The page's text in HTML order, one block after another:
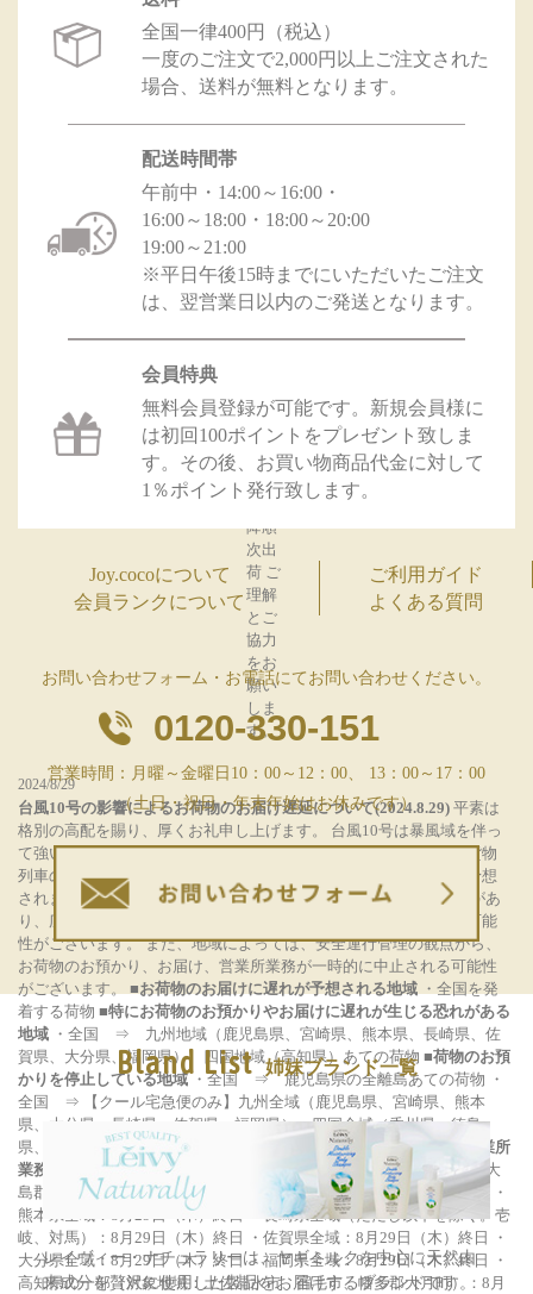
分 ⇒
8月
19日
（火
日
（木
）～
18(
月)1
まで
分 ⇒
8月
20日
（水
）以
降順
次出
荷 ご
理解
とご
協力
をお
願い
しま
す。
2024/8/29
台風10号の影響によるお荷物のお届け遅延について(2024.8.29)平素は
格別の高配を賜り、厚くお礼申し上げます。
台風10号は暴風域を伴っ
て強い勢力で日本列島に接近しており、今後フェリー、航空機、貨物
列車の欠航または遅延、高速道路における道路規制などの発生が予想
されます。台風の進路によっては日本列島への上陸、縦断の恐れがあ
り、広い範囲でお荷物のお預かりやお届けに大幅な遅れが生じる可能
性がございます。また、地域によっては、安全運行管理の観点から、
お荷物のお預かり、お届け、営業所業務が一時的に中止される可能性
がございます。
■お荷物のお届けに遅れが予想される地域・全国を発
着する荷物 ■特にお荷物のお預かりやお届けに遅れが生じる恐れがある
地域・全国 ⇒ 九州地域（鹿児島県、宮崎県、熊本県、長崎県、佐
賀県、大分県、福岡県）、四国地域（高知県）あての荷物 ■荷物のお預
かりを停止している地域・全国 ⇒ 鹿児島県の全離島あての荷物 ・
全国 ⇒ 【クール宅急便のみ】九州全域（鹿児島県、宮崎県、熊本
県、大分県、長崎県、佐賀県、福岡県） 四国全域（香川県、徳島
県、高知県、愛媛県）あての荷物
■お荷物のお預かり、お届け、営業所
業務を中止する地域・鹿児島県全域（ただし以下を除く。奄美市、大
島郡全域）：8月29日（木）終日
・宮崎県全域：8月29日（木）終日
・
熊本県全域：8月29日（木）終日
・長崎県全域（ただし以下を除く。壱
岐、対馬）：8月29日（木）終日
・佐賀県全域：8月29日（木）終日
・
大分県全域：8月29日（木）終日・福岡県全域：8月29日（木）終日
・
高知県の一部（対象地域：土佐清水市、宿毛市、幡多郡大月町）：8月
全国一律400円（税込）
一度のご注文で2,000円以上ご注文された
場合、送料が無料となります。
配送時間帯
午前中・14:00～16:00・
16:00～18:00・18:00～20:00
19:00～21:00
※平日午後15時までにいただいたご注文
は、翌営業日以内のご発送となります。
会員特典
無料会員登録が可能です。新規会員様に
は初回100ポイントをプレゼント致しま
す。その後、お買い物商品代金に対して
1％ポイント発行致します。
Joy.cocoについて
ご利用ガイド
会員ランクについて
よくある質問
お問い合わせフォーム・お電話にてお問い合わせください。
0120-330-151
営業時間：月曜～金曜日10：00～12：00、 13：00～17：00
（土日・祝日・年末年始はお休みです）
Bland List 姉妹ブランド一覧
レイヴィー・ナチュラリーは、ヤギミルクを中心に天然由
来成分を贅沢に使用した製品をお届けするブランドです。